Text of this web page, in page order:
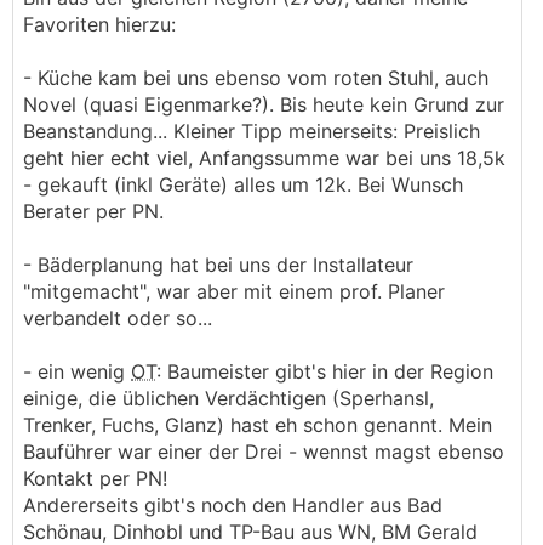
Favoriten hierzu:
- Küche kam bei uns ebenso vom roten Stuhl, auch
Novel (quasi Eigenmarke?). Bis heute kein Grund zur
Beanstandung... Kleiner Tipp meinerseits: Preislich
geht hier echt viel, Anfangssumme war bei uns 18,5k
- gekauft (inkl Geräte) alles um 12k. Bei Wunsch
Berater per PN.
- Bäderplanung hat bei uns der Installateur
"mitgemacht", war aber mit einem prof. Planer
verbandelt oder so...
- ein wenig OT: Baumeister gibt's hier in der Region
einige, die üblichen Verdächtigen (Sperhansl,
Trenker, Fuchs, Glanz) hast eh schon genannt. Mein
Bauführer war einer der Drei - wennst magst ebenso
Kontakt per PN!
Andererseits gibt's noch den Handler aus Bad
Schönau, Dinhobl und TP-Bau aus WN, BM Gerald